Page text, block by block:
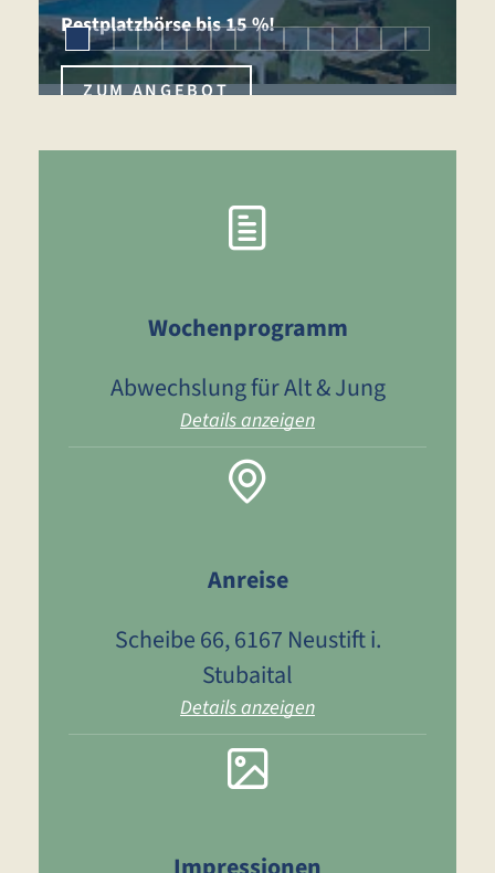
Restplatzbörse bis 15 %!
ZUM ANGEBOT
Wochenprogramm
Abwechslung für Alt & Jung
Details anzeigen
Anreise
Scheibe 66, 6167 Neustift i.
Stubaital
Details anzeigen